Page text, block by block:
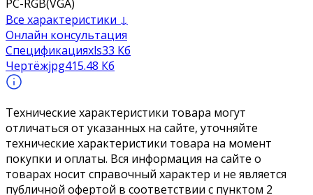
PC-RGB(VGA)
Все характеристики ↓
Онлайн консультация
Спецификацияxls33 Кб
Чертёжjpg415.48 Кб
Технические характеристики товара могут
отличаться от указанных на сайте, уточняйте
технические характеристики товара на момент
покупки и оплаты. Вся информация на сайте о
товарах носит справочный характер и не является
публичной офертой в соответствии с пунктом 2